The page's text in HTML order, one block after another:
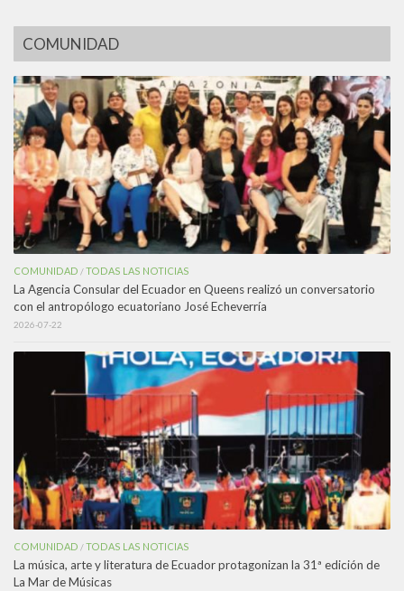
COMUNIDAD
COMUNIDAD /TODAS LAS NOTICIAS
La Agencia Consular del Ecuador en Queens realizó un conversatorio
con el antropólogo ecuatoriano José Echeverría
2026-07-22
COMUNIDAD /TODAS LAS NOTICIAS
La música, arte y literatura de Ecuador protagonizan la 31ª edición de
La Mar de Músicas